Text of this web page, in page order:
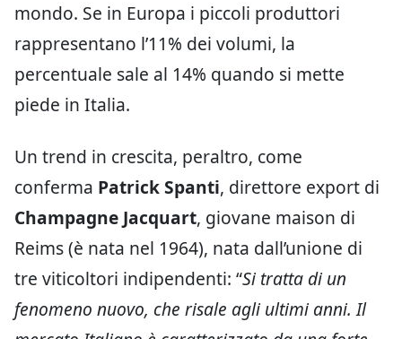
mondo. Se in Europa i piccoli produttori
rappresentano l’11% dei volumi, la
percentuale sale al 14% quando si mette
piede in Italia.
Un trend in crescita, peraltro, come
conferma Patrick Spanti, direttore export di
Champagne Jacquart, giovane maison di
Reims (è nata nel 1964), nata dall’unione di
tre viticoltori indipendenti: “Si tratta di un
fenomeno nuovo, che risale agli ultimi anni. Il